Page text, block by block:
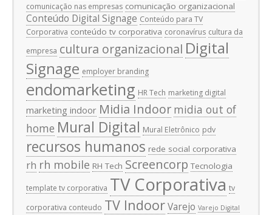
comunicação nas empresas comunicação organizacional
Conteúdo Digital Signage Conteúdo para TV
Corporativa conteúdo tv corporativa coronavírus cultura da
empresa cultura organizacional Digital
Signage employer branding
endomarketing HR Tech marketing digital
marketing indoor Midia Indoor midia out of
home Mural Digital Mural Eletrônico pdv
recursos humanos rede social corporativa
rh rh mobile RH Tech Screencorp Tecnologia
template tv corporativa TV Corporativa tv
corporativa conteudo TV IndoorVarejo Varejo Digital